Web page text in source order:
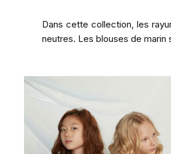
Dans cette collection, les
neutres. Les blouses de